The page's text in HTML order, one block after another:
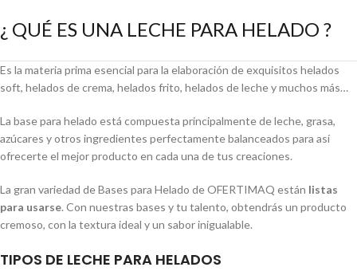
¿ QUÉ ES UNA LECHE PARA HELADO ?
Es la materia prima esencial para la elaboración de exquisitos helados
soft, helados de crema, helados frito, helados de leche y muchos más…
La base para helado está compuesta principalmente de leche, grasa,
azúcares y otros ingredientes perfectamente balanceados para así
ofrecerte el mejor producto en cada una de tus creaciones.
La gran variedad de Bases para Helado de OFERTIMAQ están listas
para usarse. Con nuestras bases y tu talento, obtendrás un producto
cremoso, con la textura ideal y un sabor inigualable.
TIPOS DE LECHE PARA HELADOS